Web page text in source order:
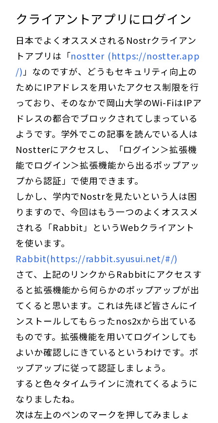
クライアントアプリにログイン
日本でよくオススメされるNostrクライアン
トアプリは「nostter (https://nostter.app
/)」なのですが、どうもセキュリティ向上の
ためにIPアドレスを用いたアクセス制限を行
っており、そのなかで岡山大学のWi-FiはIPア
ドレスの都合でブロックされてしまっている
ようです。学外でこの記事を読んでいる人は
Nostterにアクセスし、「ログイン＞拡張機
能でログイン＞拡張機能から出るポップアッ
プから認証」で使用できます。
しかし、学内でNostrを見たいという人は困
りますので、今回はもう一つのよくオススメ
される「Rabbit」というWebクライアント
を使います。
Rabbit(https://rabbit.syusui.net/#/)
さて、上記のリンクからRabbitにアクセスす
ると拡張機能から何らかのポップアップが出
てくると思います。これは先ほど皆さんにイ
ンストールしてもらったnos2xから出ている
ものです。拡張機能を用いてログインしても
よいか確認しにきているというわけです。ポ
ップアップに従って認証しましょう。
すると色々タイムラインに流れてくるように
なりましたね。
次は左上のペンのマークを押してみましょ